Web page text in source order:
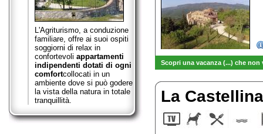
L'Agriturismo, a conduzione
familiare, offre ai suoi ospiti
soggiorni di relax in
confortevoli appartamenti
indipendenti dotati di ogni
comfortcollocati in un
ambiente dove si può godere
la vista della natura in totale
tranquillità.
Scopri una vacanza (...) che
La